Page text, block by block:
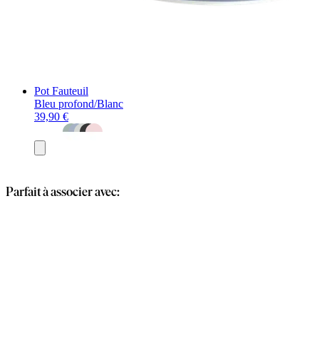
Pot Fauteuil
Bleu profond/Blanc
39,90 €
au
Parfait à associer avec: